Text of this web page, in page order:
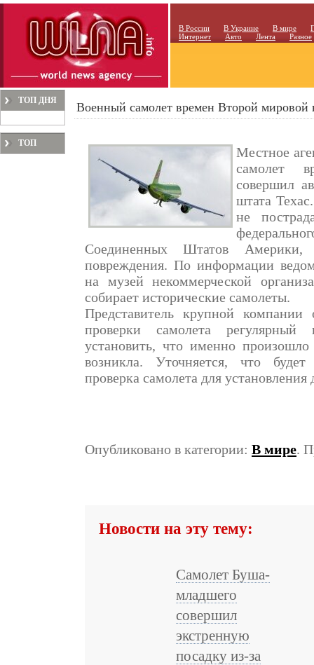
В России В Украине В мире
Интернет
Авто Лента Разное
ТОП ДНЯ
ТОП
Военный самолет времен Второй мировой
Местное
самолет
совершил
штата
не
Соединенных Штатов Америки,
повреждения. По информации
на музей некоммерческой
собирает исторические самолеты.
Представитель крупной
проверки самолета
установить, что именно
возникла. Уточняется, что
проверка самолета для установления
Опубликовано в категории: В мире.
Новости на эту тему:
Самолет Буша-
младшего
совершил
экстренную
посадку из-за